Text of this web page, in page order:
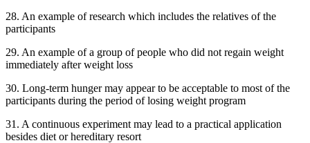
28. An example of research which includes the relatives of the
participants
29. An example of a group of people who did not regain weight
immediately after weight loss
30. Long-term hunger may appear to be acceptable to most of the
participants during the period of losing weight program
31. A continuous experiment may lead to a practical application
besides diet or hereditary resort